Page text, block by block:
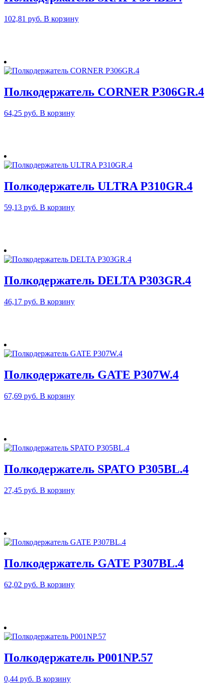
102,81 руб. В корзину
Полкодержатель CORNER P306GR.4
64,25 руб. В корзину
Полкодержатель ULTRA P310GR.4
59,13 руб. В корзину
Полкодержатель DELTA P303GR.4
46,17 руб. В корзину
Полкодержатель GATE P307W.4
67,69 руб. В корзину
Полкодержатель SPATO P305BL.4
27,45 руб. В корзину
Полкодержатель GATE P307BL.4
62,02 руб. В корзину
Полкодержатель P001NP.57
0,44 руб. В корзину